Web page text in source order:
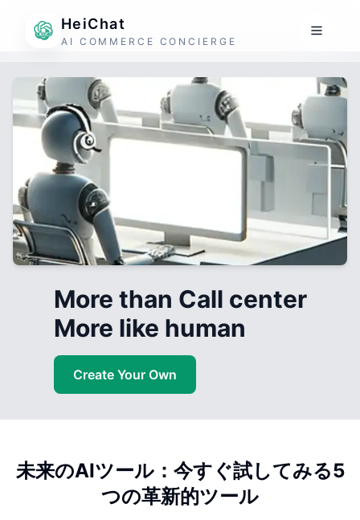
HeiChat
AI COMMERCE CONCIERGE
More than Call center
More like human
Create Your Own
未来のAIツール：今すぐ試してみる5
つの革新的ツール